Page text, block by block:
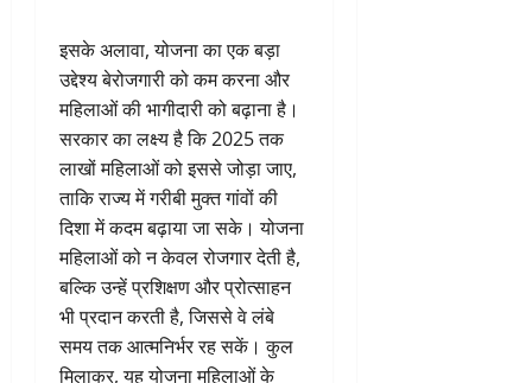
इसके अलावा, योजना का एक बड़ा
उद्देश्य बेरोजगारी को कम करना और
महिलाओं की भागीदारी को बढ़ाना है।
सरकार का लक्ष्य है कि 2025 तक
लाखों महिलाओं को इससे जोड़ा जाए,
ताकि राज्य में गरीबी मुक्त गांवों की
दिशा में कदम बढ़ाया जा सके। योजना
महिलाओं को न केवल रोजगार देती है,
बल्कि उन्हें प्रशिक्षण और प्रोत्साहन
भी प्रदान करती है, जिससे वे लंबे
समय तक आत्मनिर्भर रह सकें। कुल
मिलाकर, यह योजना महिलाओं के